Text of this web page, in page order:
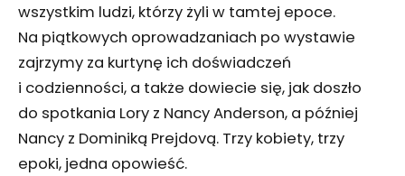
wszystkim ludzi, którzy żyli w tamtej epoce.
Na piątkowych oprowadzaniach po wystawie
zajrzymy za kurtynę ich doświadczeń
i codzienności, a także dowiecie się, jak doszło
do spotkania Lory z Nancy Anderson, a później
Nancy z Dominiką Prejdovą. Trzy kobiety, trzy
epoki, jedna opowieść.